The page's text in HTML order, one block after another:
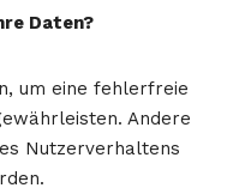
Daten?
um eine fehlerfreie
Andere
Nutzerverhaltens